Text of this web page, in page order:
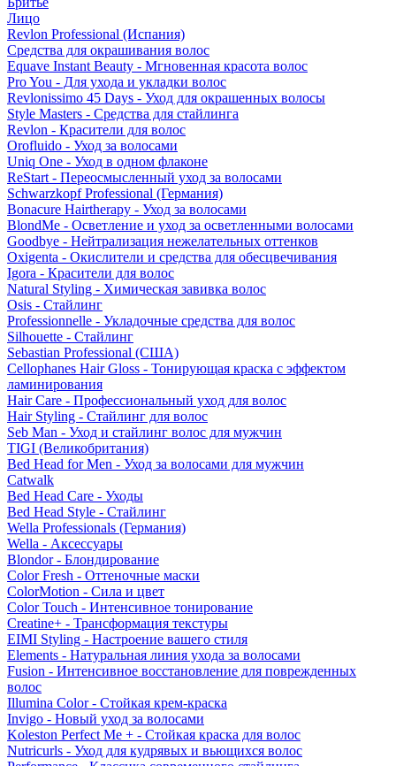
Лицо
Revlon Professional (Испания)
Средства для окрашивания волос
Equave Instant Beauty - Мгновенная красота волос
Pro You - Для ухода и укладки волос
Revlonissimo 45 Days - Уход для окрашенных волосы
Style Masters - Средства для стайлинга
Revlon - Красители для волос
Orofluido - Уход за волосами
Uniq One - Уход в одном флаконе
ReStart - Переосмысленный уход за волосами
Schwarzkopf Professional (Германия)
Bonacure Hairtherapy - Уход за волосами
BlondMe - Осветление и уход за осветленными волосами
Goodbye - Нейтрализация нежелательных оттенков
Oxigenta - Окислители и средства для обесцвечивания
Igora - Красители для волос
Natural Styling - Химическая завивка волос
Osis - Стайлинг
Professionnelle - Укладочные средства для волос
Silhouette - Стайлинг
Sebastian Professional (США)
Cellophanes Hair Gloss - Тонирующая краска с эффектом
ламинирования
Hair Care - Профессиональный уход для волос
Hair Styling - Стайлинг для волос
Seb Man - Уход и стайлинг волос для мужчин
TIGI (Великобритания)
Bed Head for Men - Уход за волосами для мужчин
Catwalk
Bed Head Care - Уходы
Bed Head Style - Стайлинг
Wella Professionals (Германия)
Wella - Аксессуары
Blondor - Блондирование
Color Fresh - Оттеночные маски
ColorMotion - Сила и цвет
Color Touch - Интенсивное тонирование
Creatine+ - Трансформация текстуры
EIMI Styling - Настроение вашего стиля
Elements - Натуральная линия ухода за волосами
Fusion - Интенсивное восстановление для поврежденных
волос
Illumina Color - Стойкая крем-краска
Invigo - Новый уход за волосами
Koleston Perfect Me + - Стойкая краска для волос
Nutricurls - Уход для кудрявых и вьющихся волос